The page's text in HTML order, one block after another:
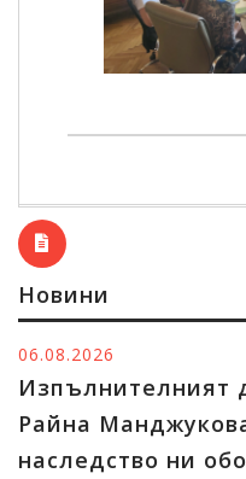
Новини
на ИАБЧ
и сближава